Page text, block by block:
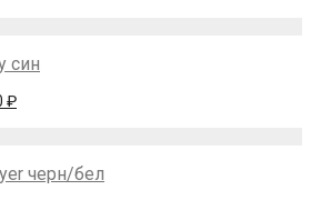
син
₽Текущая
черн/бел